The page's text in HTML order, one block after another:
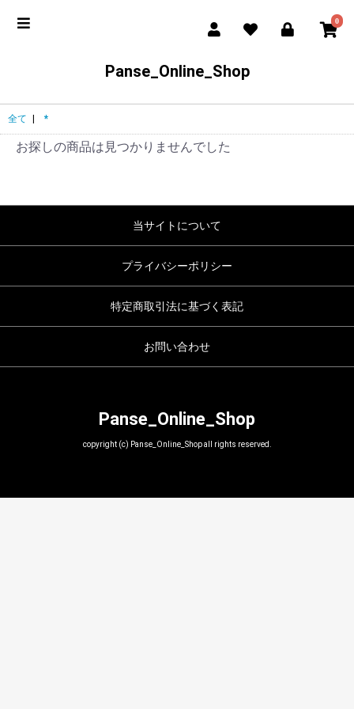
0
Panse_Online_Shop
全て *
お探しの商品は見つかりませんでした
当サイトについて
プライバシーポリシー
特定商取引法に基づく表記
お問い合わせ
Panse_Online_Shop
copyright (c) Panse_Online_Shop all rights reserved.